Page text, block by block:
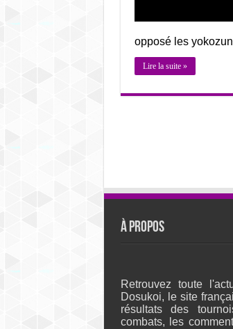
opposé les
Lire la suite »
À propos
Retrouvez toute
Dosukoi, le site
résultats des
combats, les